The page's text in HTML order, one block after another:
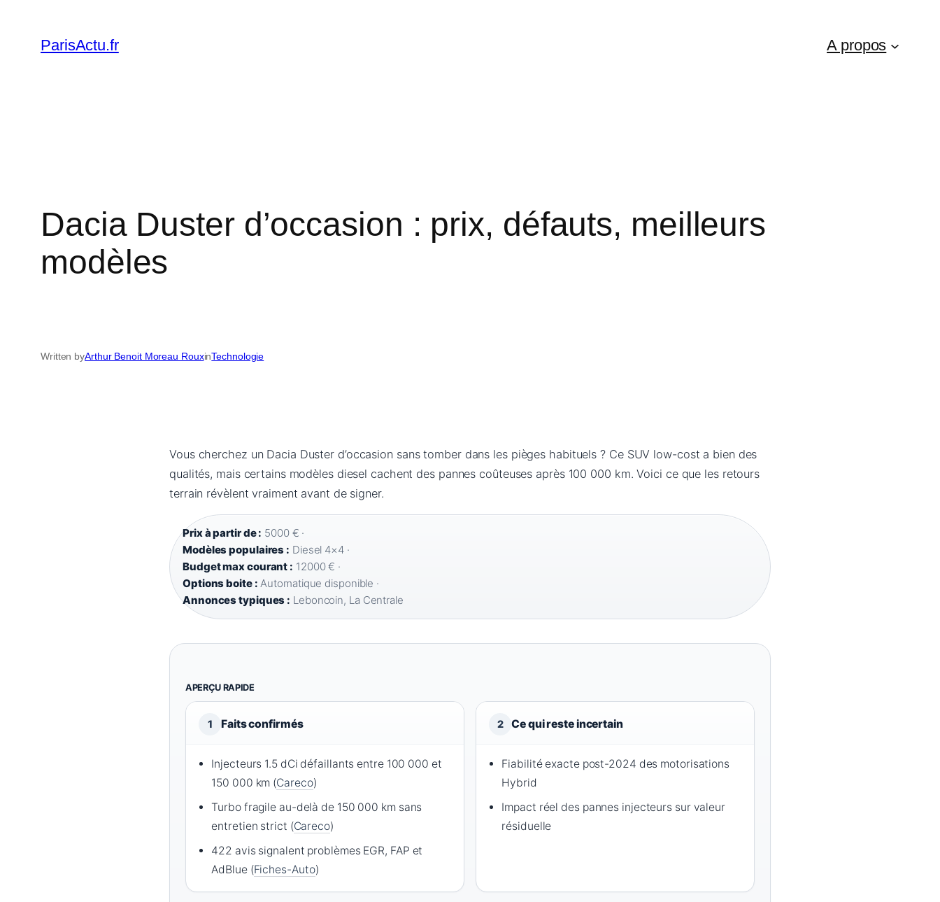
content
ParisActu.fr A propos
Dacia Duster d’occasion : prix, défauts, meilleurs
modèles
Written byArthur Benoit Moreau RouxinTechnologie
Vous cherchez un Dacia Duster d’occasion sans tomber dans les pièges habituels ? Ce SUV low-cost a bien des
qualités, mais certains modèles diesel cachent des pannes coûteuses après 100 000 km. Voici ce que les retours
terrain révèlent vraiment avant de signer.
Prix à partir de : 5000 € ·
Modèles populaires : Diesel 4×4 ·
Budget max courant : 12000 € ·
Options boite : Automatique disponible ·
Annonces typiques : Leboncoin, La Centrale
APERÇU RAPIDE
1 Faits confirmés
Injecteurs 1.5 dCi défaillants entre 100 000 et
150 000 km (Careco)
Turbo fragile au-delà de 150 000 km sans
entretien strict (Careco)
422 avis signalent problèmes EGR, FAP et
AdBlue (Fiches-Auto)
2 Ce qui reste incertain
Fiabilité exacte post-2024 des motorisations
Hybrid
Impact réel des pannes injecteurs sur valeur
résiduelle